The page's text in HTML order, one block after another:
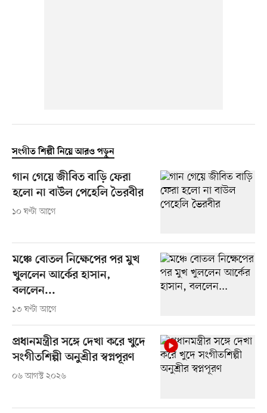
সংগীত শিল্পী নিয়ে আরও পড়ুন
গান গেয়ে জীবিত বাড়ি ফেরা
হলো না বাউল পেহেলি ভৈরবীর
১০ ঘণ্টা আগে
মঞ্চে বোতল নিক্ষেপের পর মুখ
খুললেন আর্কের হাসান,
বললেন...
১৩ ঘণ্টা আগে
প্রধানমন্ত্রীর সঙ্গে দেখা করে খুদে
সংগীতশিল্পী অনুশ্রীর স্বপ্নপূরণ
০৬ আগস্ট ২০২৬